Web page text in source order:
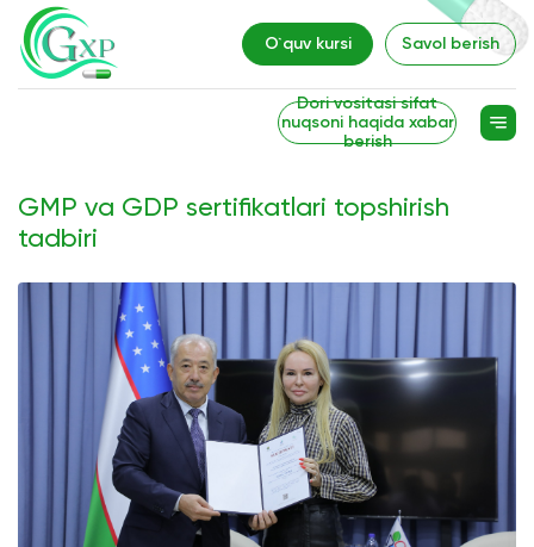
O`quv kursi Savol berish
Dori vositasi sifat
nuqsoni haqida xabar
berish
GMP va GDP sertifikatlari topshirish
tadbiri